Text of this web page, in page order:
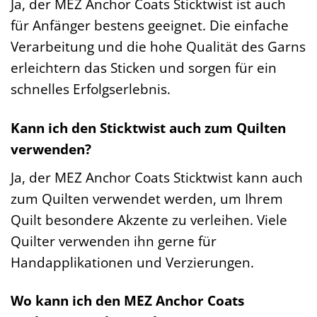
Ja, der MEZ Anchor Coats Sticktwist ist auch
für Anfänger bestens geeignet. Die einfache
Verarbeitung und die hohe Qualität des Garns
erleichtern das Sticken und sorgen für ein
schnelles Erfolgserlebnis.
Kann ich den Sticktwist auch zum Quilten
verwenden?
Ja, der MEZ Anchor Coats Sticktwist kann auch
zum Quilten verwendet werden, um Ihrem
Quilt besondere Akzente zu verleihen. Viele
Quilter verwenden ihn gerne für
Handapplikationen und Verzierungen.
Wo kann ich den MEZ Anchor Coats